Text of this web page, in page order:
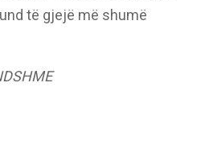
të gjejë më shumë